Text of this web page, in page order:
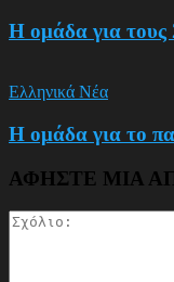
Η ομάδα για τους
Ελληνικά Νέα
Η ομάδα για το
ΑΦΗΣΤΕ ΜΙΑ